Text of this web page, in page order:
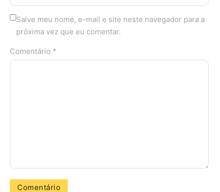
Salve meu nome, e-mail e site neste navegador para a
próxima vez que eu comentar.
Comentário *